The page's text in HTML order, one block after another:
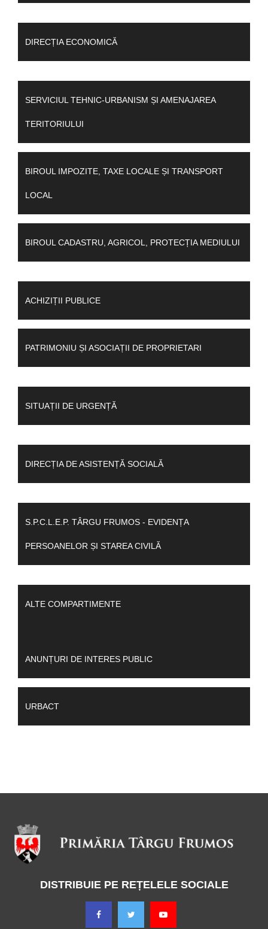
DIRECȚIA ECONOMICĂ
SERVICIUL TEHNIC-URBANISM ȘI AMENAJAREA
TERITORIULUI
BIROUL IMPOZITE, TAXE LOCALE ȘI TRANSPORT
LOCAL
BIROUL CADASTRU, AGRICOL, PROTECȚIA MEDIULUI
ACHIZIȚII PUBLICE
PATRIMONIU ȘI ASOCIAȚII DE PROPRIETARI
SITUAȚII DE URGENȚĂ
DIRECȚIA DE ASISTENȚĂ SOCIALĂ
S.P.C.L.E.P. TÂRGU FRUMOS - EVIDENȚA
PERSOANELOR ȘI STAREA CIVILĂ
ALTE COMPARTIMENTE
ANUNȚURI DE INTERES PUBLIC
URBACT
DISTRIBUIE PE REȚELELE SOCIALE